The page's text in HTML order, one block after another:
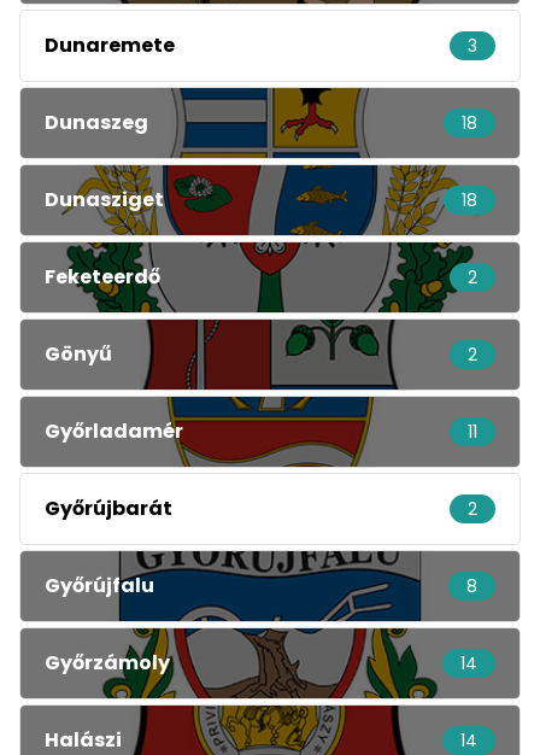
Dunaremete 3
Dunaszeg 18
Dunasziget 18
Feketeerdő 2
Gönyű 2
Győrladamér 11
Győrújbarát 2
Győrújfalu 8
Győrzámoly 14
Halászi 14